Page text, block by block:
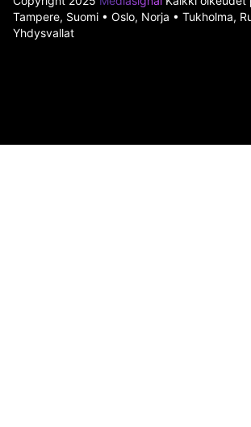
Tampere, Suomi • Oslo, Norja • Tukholma,
Yhdysvallat